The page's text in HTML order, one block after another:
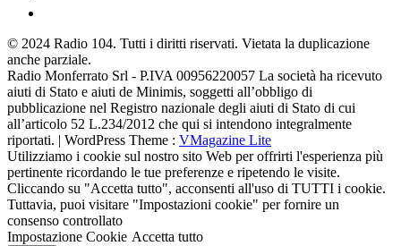
© 2024 Radio 104. Tutti i diritti riservati. Vietata la duplicazione
anche parziale.
Radio Monferrato Srl - P.IVA 00956220057 La società ha ricevuto
aiuti di Stato e aiuti de Minimis, soggetti all’obbligo di
pubblicazione nel Registro nazionale degli aiuti di Stato di cui
all’articolo 52 L.234/2012 che qui si intendono integralmente
riportati. | WordPress Theme : VMagazine Lite
Utilizziamo i cookie sul nostro sito Web per offrirti l'esperienza più
pertinente ricordando le tue preferenze e ripetendo le visite.
Cliccando su "Accetta tutto", acconsenti all'uso di TUTTI i cookie.
Tuttavia, puoi visitare "Impostazioni cookie" per fornire un
consenso controllato
Impostazione Cookie Accetta tutto